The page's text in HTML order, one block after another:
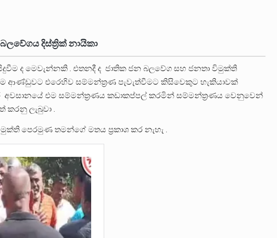
දිස්ත්‍රික් නායිකා
ද මෙවැන්නකි . එතනදී ද ජාතික ජන බලවේග සහ ජනතා විමුක්ති
ආණ්ඩුවට එරෙහිව සම්මන්ත්‍රණ පැවැත්වීමට කිසිවෙකුට හැකියාවක්
අවසානයේ එම සම්මන්ත්‍රණය කඩාකප්පල් කරමින් සම්මන්ත්‍රණය වෙනුවෙන්
කරනු ලැබුවා .
පෙරමුණ තමන්ගේ මතය ප්‍රකාශ කර නැහැ .